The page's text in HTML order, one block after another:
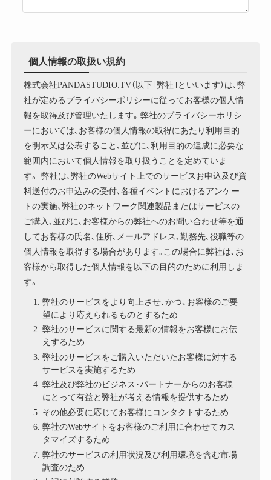
個人情報の取扱い規約
株式会社PANDASTUDIO.TV（以下｢弊社｣といいます）は､弊
社が定めるプライバシーポリシーに従ってお客様の個人情
報を取得及び管理いたします｡ 弊社のプライバシーポリシ
ーにおいては､お客様の個人情報の取得にあたり利用目的
を明示又は公表すること､並びに､利用目的の達成に必要な
範囲内において個人情報を取り扱うことを定めていま
す。 弊社は､弊社のWebサイト上でのサービスお申込及び資
料送付のお申込みの受付､各種イベントにおけるアンケー
トの実施､弊社のネットワーク関連製品またはサービスの
ご購入､並びに､お客様からの弊社へのお問い合わせ等を通
してお客様の氏名､住所､メールアドレス､勤務先､役職等の
個人情報を取得する場合があります｡この場合に弊社は､お
客様から取得した個人情報を以下の目的のために利用しま
す。
弊社のサービスをより向上させ､かつ、お客様のご要
望により応えられるものとするため
弊社のサービスに関する最新の情報をお客様にお伝
えするため
弊社のサービスをご購入いただいたお客様に対する
サービスを実施するため
弊社及び弊社のビジネス･パートナーからのお客様
にとって有益と弊社が考える情報を提供するため
その他必要に応じてお客様にコンタクトするため
弊社のWebサイトをお客様のご利用に合わせてカス
タマイズするため
弊社のサービスの利用状況及び利用環境を含む市場
調査のため